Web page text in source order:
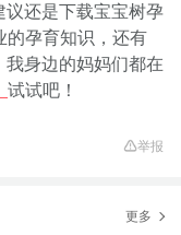
议还是下载宝宝树孕
的孕育知识，还有
身边的妈妈们都在
试试吧！
举报
更多